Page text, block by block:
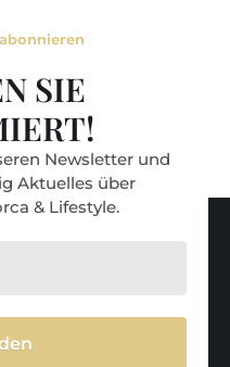
SIE
Newsletter und
Aktuelles über
& Lifestyle.